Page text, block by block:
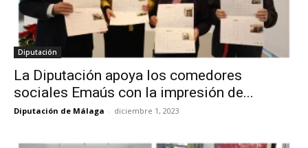
Diputación
La Diputación apoya los comedores
sociales Emaús con la impresión de...
Diputación de Málaga - diciembre 1, 2023